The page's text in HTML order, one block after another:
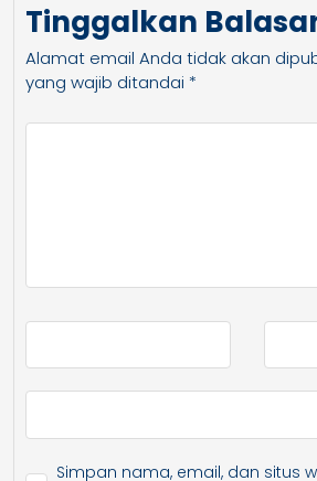
Tinggalkan
Alamat email Anda tidak akan
yang wajib ditandai *
Simpan nama, email, dan situs